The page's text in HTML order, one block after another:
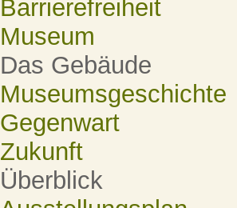
Barrierefreiheit
Museum
Das Gebäude
Museumsgeschichte
Gegenwart
Zukunft
Überblick